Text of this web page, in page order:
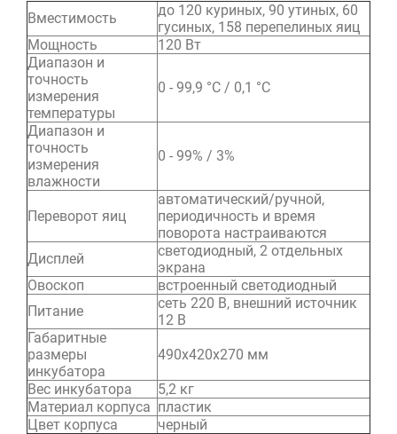
Вместимость
до 120 куриных, 90 утиных, 60
гусиных, 158 перепелиных яиц
Мощность
120 Вт
Диапазон и
точность
измерения
температуры
0 - 99,9 °C / 0,1 °C
Диапазон и
точность
измерения
влажности
0 - 99% / 3%
Переворот яиц
автоматический/ручной,
периодичность и время
поворота настраиваются
Дисплей
светодиодный, 2 отдельных
экрана
Овоскоп
встроенный светодиодный
Питание
сеть 220 В, внешний источник
12 В
Габаритные
размеры
инкубатора
490х420х270 мм
Вес инкубатора
5,2 кг
Материал корпуса пластик
Цвет корпуса
черный